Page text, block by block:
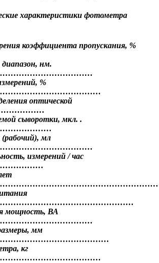
характеристики фотометра
коэффициента пропускания, %
нм.
%
оптической
сыворотки, мкл. .
мл
измерений / час
мощность, ВА
мм
кг